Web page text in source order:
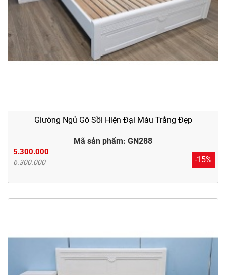
Giường Ngủ Gỗ Sồi Hiện Đại Màu Trắng Đẹp
Mã sản phẩm: GN288
5.300.000
6.300.000 -15%